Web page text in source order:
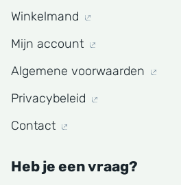
Winkelmand
Mijn account
Algemene voorwaarden
Privacybeleid
Contact
Heb je een vraag?